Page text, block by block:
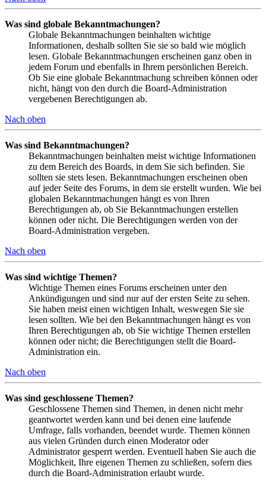
Was sind globale Bekanntmachungen?
Globale Bekanntmachungen beinhalten wichtige
Informationen, deshalb sollten Sie sie so bald wie möglich
lesen. Globale Bekanntmachungen erscheinen ganz oben in
jedem Forum und ebenfalls in Ihrem persönlichen Bereich.
Ob Sie eine globale Bekanntmachung schreiben können oder
nicht, hängt von den durch die Board-Administration
vergebenen Berechtigungen ab.
Nach oben
Was sind Bekanntmachungen?
Bekanntmachungen beinhalten meist wichtige Informationen
zu dem Bereich des Boards, in dem Sie sich befinden. Sie
sollten sie stets lesen. Bekanntmachungen erscheinen oben
auf jeder Seite des Forums, in dem sie erstellt wurden. Wie bei
globalen Bekanntmachungen hängt es von Ihren
Berechtigungen ab, ob Sie Bekanntmachungen erstellen
können oder nicht. Die Berechtigungen werden von der
Board-Administration vergeben.
Nach oben
Was sind wichtige Themen?
Wichtige Themen eines Forums erscheinen unter den
Ankündigungen und sind nur auf der ersten Seite zu sehen.
Sie haben meist einen wichtigen Inhalt, weswegen Sie sie
lesen sollten. Wie bei den Bekanntmachungen hängt es von
Ihren Berechtigungen ab, ob Sie wichtige Themen erstellen
können oder nicht; die Berechtigungen stellt die Board-
Administration ein.
Nach oben
Was sind geschlossene Themen?
Geschlossene Themen sind Themen, in denen nicht mehr
geantwortet werden kann und bei denen eine laufende
Umfrage, falls vorhanden, beendet wurde. Themen können
aus vielen Gründen durch einen Moderator oder
Administrator gesperrt werden. Eventuell haben Sie auch die
Möglichkeit, Ihre eigenen Themen zu schließen, sofern dies
durch die Board-Administration erlaubt wurde.